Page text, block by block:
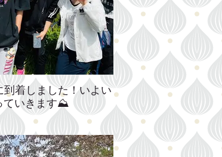
到着しました！いよい
ていきます⛰